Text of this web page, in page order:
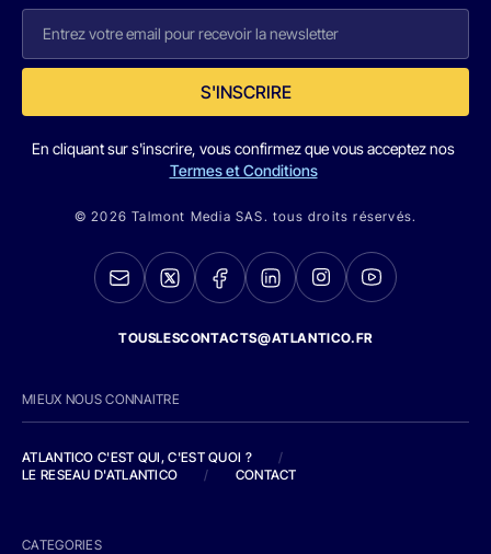
S'INSCRIRE
En cliquant sur s'inscrire, vous confirmez que vous acceptez nos
Termes et Conditions
© 2026 Talmont Media SAS. tous droits réservés.
TOUSLESCONTACTS@ATLANTICO.FR
MIEUX NOUS CONNAITRE
ATLANTICO C'EST QUI, C'EST QUOI ?
/
LE RESEAU D'ATLANTICO
/ CONTACT
CATEGORIES